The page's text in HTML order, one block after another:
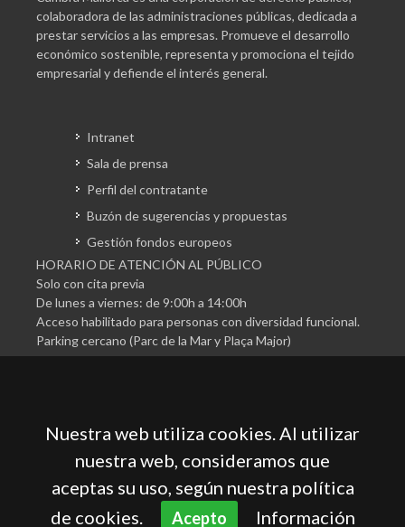
colaboradora de las administraciones públicas, dedicada a
prestar servicios a las empresas. Promueve el desarrollo
económico sostenible, representa y promociona el tejido
empresarial y defiende el interés general.
Intranet
Sala de prensa
Perfil del contratante
Buzón de sugerencias y propuestas
Gestión fondos europeos
HORARIO DE ATENCIÓN AL PÚBLICO
Solo con cita previa
De lunes a viernes: de 9:00h a 14:00h
Acceso habilitado para personas con diversidad funcional.
Parking cercano (Parc de la Mar y Plaça Major)
Cámara Oficial de Comercio, Industria, Servicios y
Navegación de Mallorca
Nuestra web utiliza cookies. Al utilizar
nuestra web, consideramos que
aceptas su uso, según nuestra política
de cookies.
Acepto Información